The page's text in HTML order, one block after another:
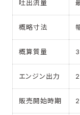
吐出流量
概略寸法
概算質量
エンジン出力
販売開始時期